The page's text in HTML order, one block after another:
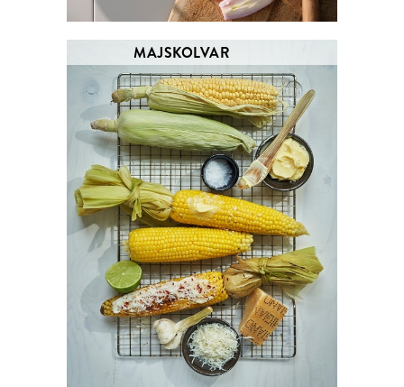
MAJSKOLVAR